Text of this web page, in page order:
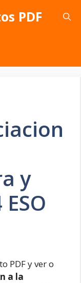
PDF
y
PDF y ver o
a la